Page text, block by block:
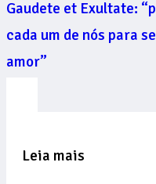
Gaudete et Exultate:
cada um de nós para
amor”
Leia mais